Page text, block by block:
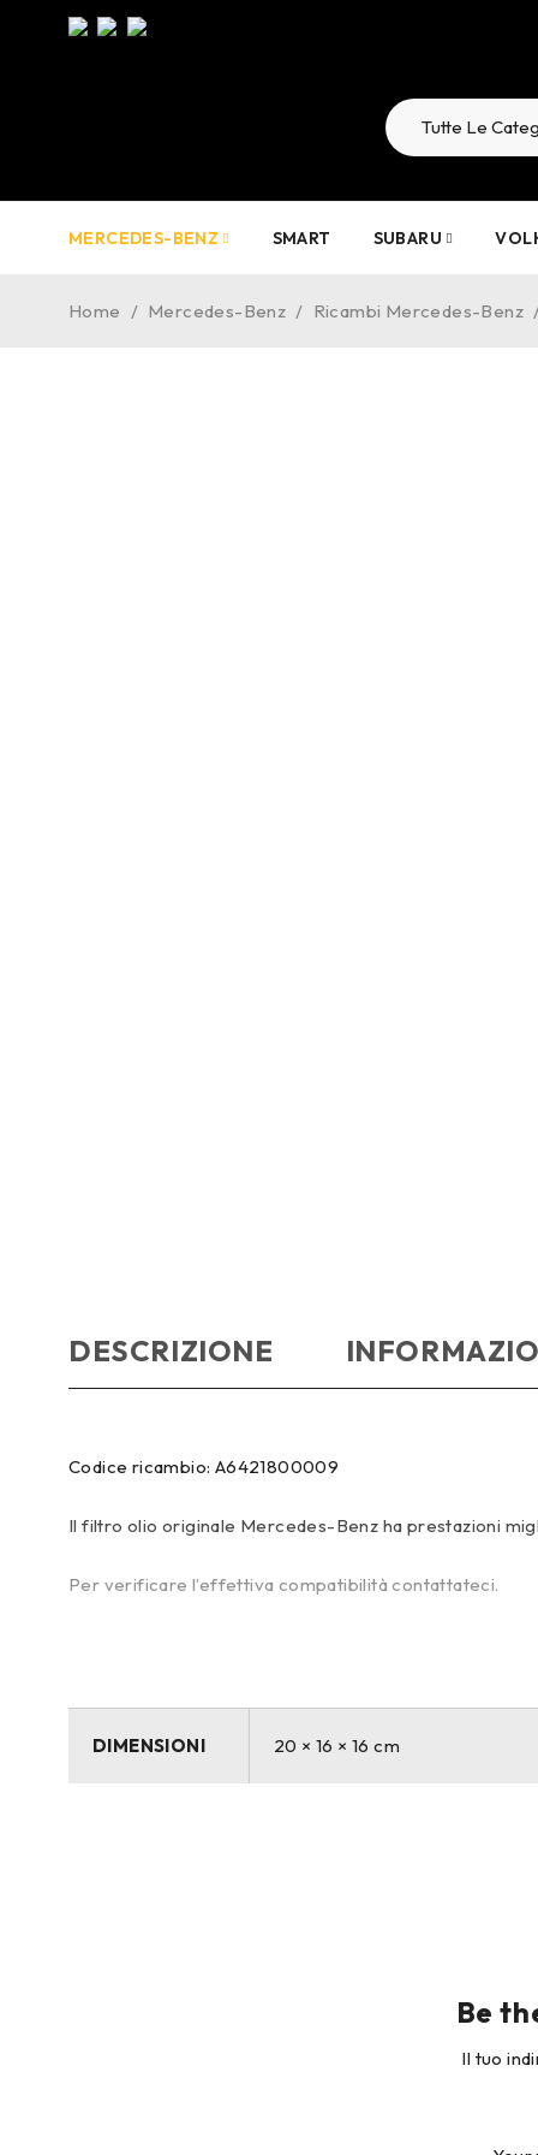
MERCEDES-BENZ SMART SUBARU
Home / Mercedes-Benz / Ricambi Mercedes-Benz
DESCRIZIONE
Codice ricambio: A6421800009
Il filtro olio originale Mercedes-Benz ha prestazioni
Per verificare l’effettiva compatibilità contattateci.
DIMENSIONI 20 × 16 × 16 cm
Be
Il tuo